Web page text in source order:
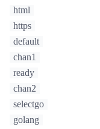
html
https
default
chan1
ready
chan2
selectgo
golang